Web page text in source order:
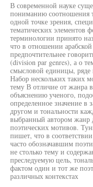
В современной науке
пониманию соотношения
одной точке зрения,
тематических элементов
терминологии принято
что в отношении
предпочтительнее
(division par genres), а о
смысловой единицы, ряде
Набор нескольких таких
тему В отличие от жанра
объяснению ученого,
определенное значение в
другом и тональности
выбранный автором жанр
поэтических мотивов.
пишет, что в
часто обозначавшим
не столько тему и
преследуемую цель,
фактом один и тот же
различных контекстах